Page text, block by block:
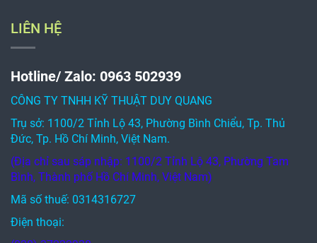
LIÊN HỆ
Hotline/ Zalo: 0963 502939
CÔNG TY TNHH KỸ THUẬT DUY QUANG
Trụ sở: 1100/2 Tỉnh Lộ 43, Phường Bình Chiểu, Tp. Thủ
Đức, Tp. Hồ Chí Minh, Việt Nam.
(Địa chỉ sau sáp nhập: 1100/2 Tỉnh Lộ 43, Phường Tam
Bình, Thành phố Hồ Chí Minh, Việt Nam)
Mã số thuế: 0314316727
Điện thoại: